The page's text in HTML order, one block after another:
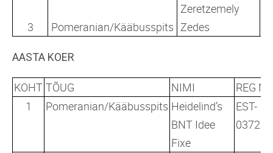
3 Pomeranian/Kääbusspits
Zeretzemely
Zedes
AASTA KOER
KOHT TÕUG NIMI
REG NR
1
Pomeranian/Kääbusspits Heidelind’s
BNT Idee
Fixe
EST-